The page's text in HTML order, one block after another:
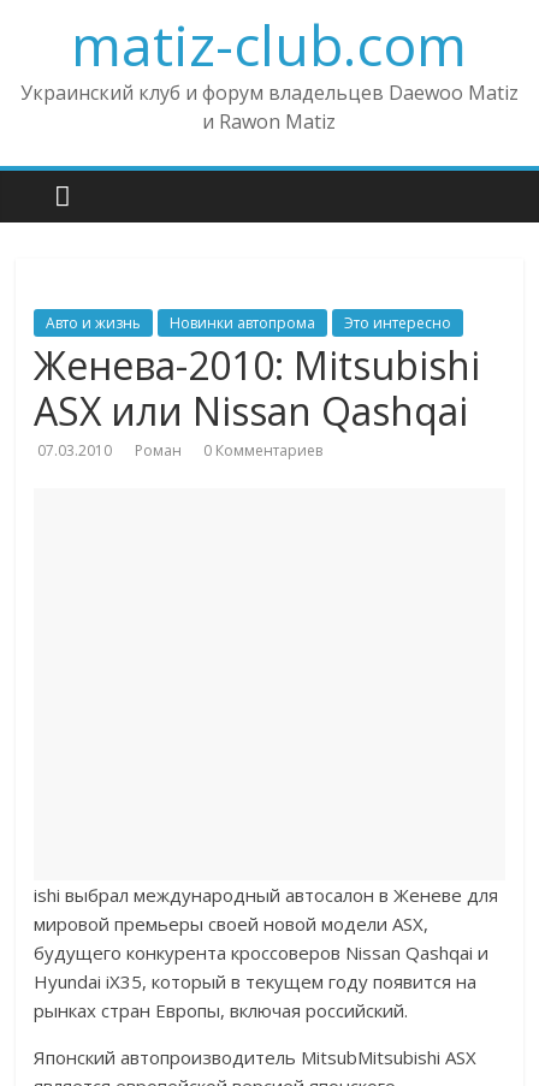
matiz-club.com
Украинский клуб и форум владельцев Daewoo Matiz
и Rawon Matiz
Авто и жизнь Новинки автопрома Это интересно
Женева-2010: Mitsubishi
ASX или Nissan Qashqai
07.03.2010 Роман 0 Комментариев
ishi выбрал международный автосалон в Женеве для
мировой премьеры своей новой модели ASX,
будущего конкурента кроссоверов Nissan Qashqai и
Hyundai iX35, который в текущем году появится на
рынках стран Европы, включая российский.
Японский автопроизводитель MitsubMitsubishi ASX